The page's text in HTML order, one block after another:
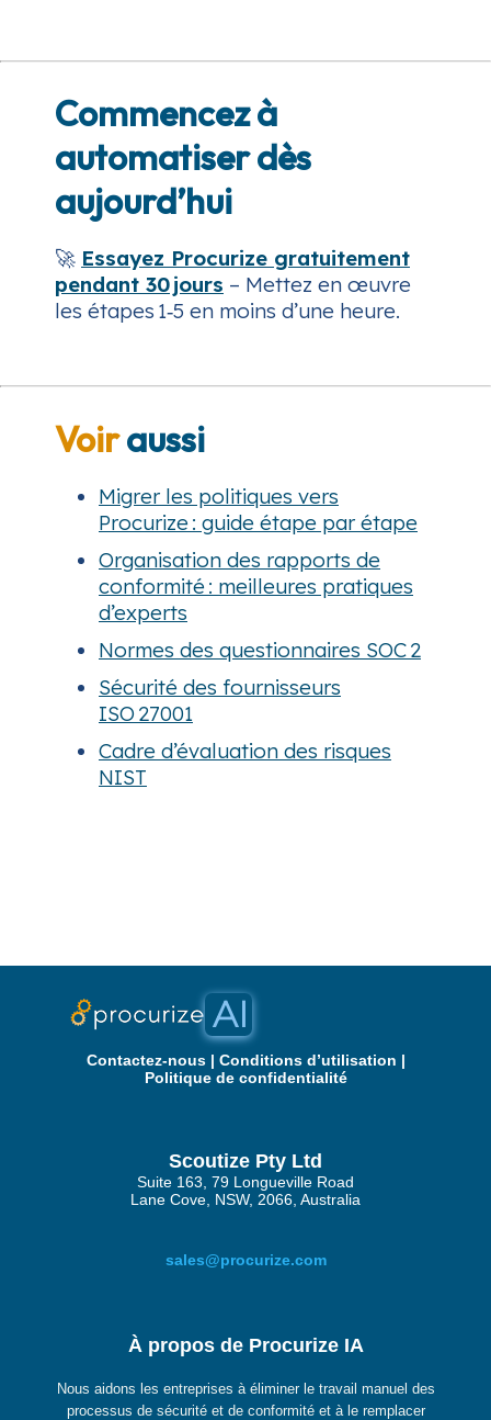
Commencez à
automatiser dès
aujourd’hui
🚀 Essayez Procurize gratuitement
pendant 30 jours – Mettez en œuvre
les étapes 1‑5 en moins d’une heure.
Voiraussi
Migrer les politiques vers
Procurize : guide étape par étape
Organisation des rapports de
conformité : meilleures pratiques
d’experts
Normes des questionnaires SOC 2
Sécurité des fournisseurs
ISO 27001
Cadre d’évaluation des risques
NIST
Contactez‑nous| Conditions d’utilisation |
Politique de confidentialité
Scoutize Pty Ltd
Suite 163, 79 Longueville Road
Lane Cove, NSW, 2066, Australia
sales@procurize.com
À propos de Procurize IA
Nous aidons les entreprises à éliminer le travail manuel des
processus de sécurité et de conformité et à le remplacer